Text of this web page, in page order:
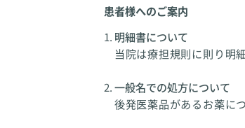
患者様へのご案内
明細書について
当院は療担規則に則り明
一般名での処方について
後発医薬品があるお薬に